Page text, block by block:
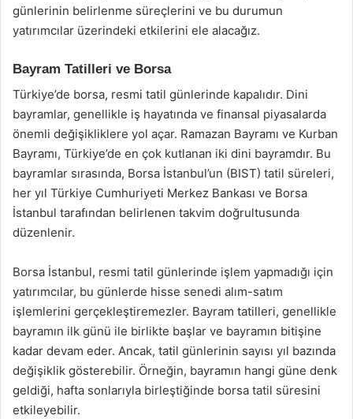
günlerinin belirlenme süreçlerini ve bu durumun
yatırımcılar üzerindeki etkilerini ele alacağız.
Bayram Tatilleri ve Borsa
Türkiye’de borsa, resmi tatil günlerinde kapalıdır. Dini
bayramlar, genellikle iş hayatında ve finansal piyasalarda
önemli değişikliklere yol açar. Ramazan Bayramı ve Kurban
Bayramı, Türkiye’de en çok kutlanan iki dini bayramdır. Bu
bayramlar sırasında, Borsa İstanbul’un (BIST) tatil süreleri,
her yıl Türkiye Cumhuriyeti Merkez Bankası ve Borsa
İstanbul tarafından belirlenen takvim doğrultusunda
düzenlenir.
Borsa İstanbul, resmi tatil günlerinde işlem yapmadığı için
yatırımcılar, bu günlerde hisse senedi alım-satım
işlemlerini gerçekleştiremezler. Bayram tatilleri, genellikle
bayramın ilk günü ile birlikte başlar ve bayramın bitişine
kadar devam eder. Ancak, tatil günlerinin sayısı yıl bazında
değişiklik gösterebilir. Örneğin, bayramın hangi güne denk
geldiği, hafta sonlarıyla birleştiğinde borsa tatil süresini
etkileyebilir.